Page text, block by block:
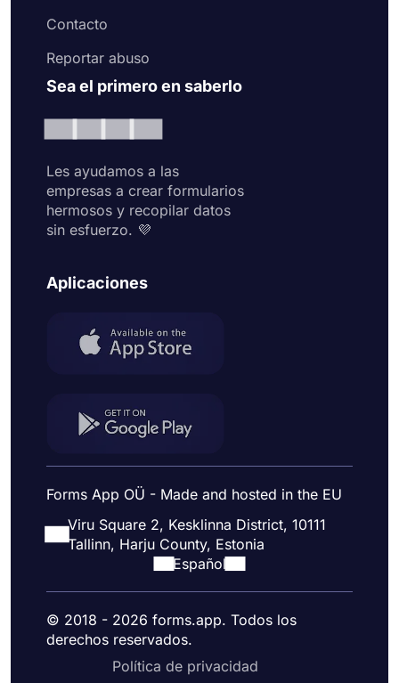
Contacto
Reportar abuso
Sea el primero en saberlo
Les ayudamos a las
empresas a crear formularios
hermosos y recopilar datos
sin esfuerzo. 💜
Aplicaciones
Forms App OÜ - Made and hosted in the EU
Viru Square 2, Kesklinna District, 10111
Tallinn, Harju County, Estonia
Español
© 2018 - 2026 forms.app. Todos los
derechos reservados.
Política de privacidad